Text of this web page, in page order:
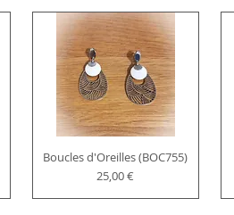
Boucles d'Oreilles (BOC755)
Prix
25,00 €